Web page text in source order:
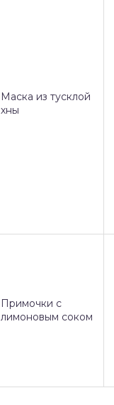
Маска из тусклой
хны
Примочки с
лимоновым соком